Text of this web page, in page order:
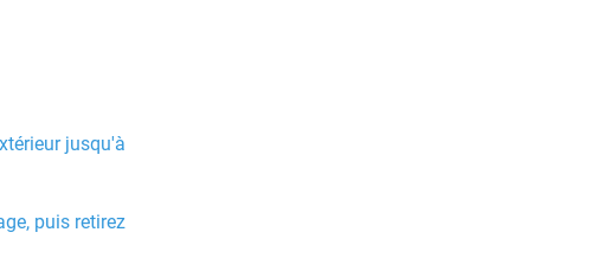
jusqu'à
puis retirez